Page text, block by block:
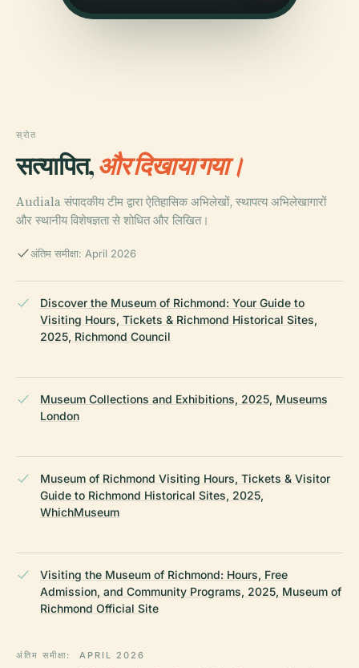
स्रोत
सत्यापित,और दिखाया गया।
Audiala संपादकीय टीम द्वारा ऐतिहासिक अभिलेखों, स्थापत्य अभिलेखागारों
और स्थानीय विशेषज्ञता से शोधित और लिखित।
अंतिम समीक्षा: April 2026
Discover the Museum of Richmond: Your Guide to
Visiting Hours, Tickets & Richmond Historical Sites,
2025, Richmond Council
Museum Collections and Exhibitions, 2025, Museums
London
Museum of Richmond Visiting Hours, Tickets & Visitor
Guide to Richmond Historical Sites, 2025,
WhichMuseum
Visiting the Museum of Richmond: Hours, Free
Admission, and Community Programs, 2025, Museum of
Richmond Official Site
अंतिम समीक्षा: APRIL 2026